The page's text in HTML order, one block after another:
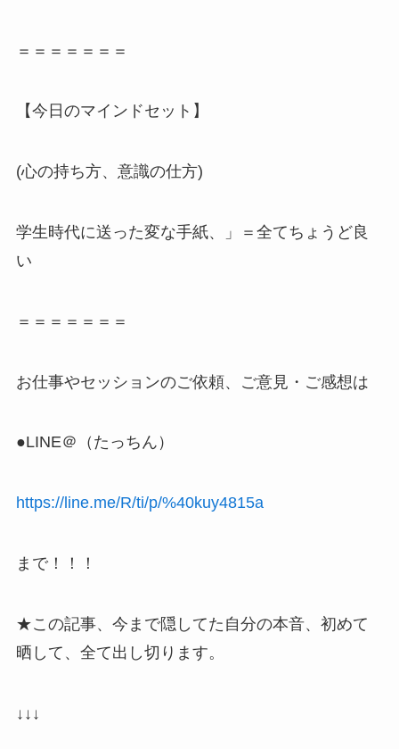
＝＝＝＝＝＝＝
【今日のマインドセット】
(心の持ち方、意識の仕方)
学生時代に送った変な手紙、」＝全てちょうど良
い
＝＝＝＝＝＝＝
お仕事やセッションのご依頼、ご意見・ご感想は
●LINE＠（たっちん）
https://line.me/R/ti/p/%40kuy4815a
まで！！！
★この記事、今まで隠してた自分の本音、初めて
晒して、全て出し切ります。
↓↓↓